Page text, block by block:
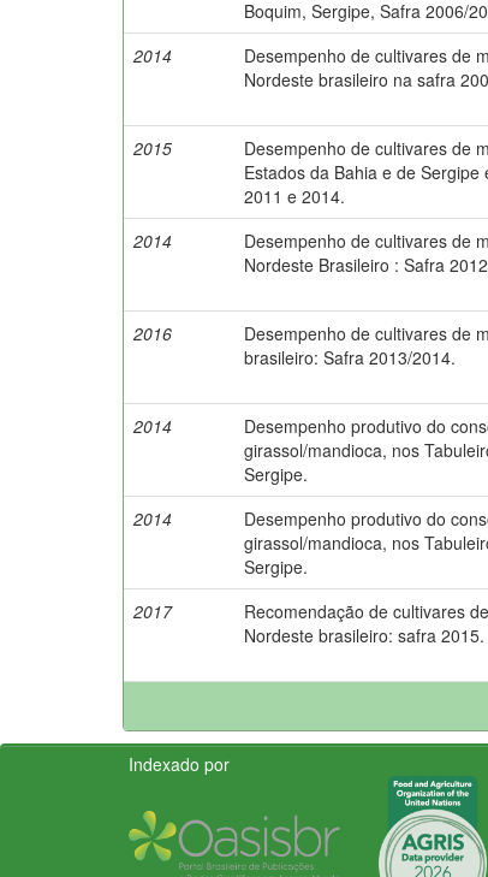
Boquim, Sergipe, Safra 2006/
2014
Desempenho de cultivares de
Nordeste brasileiro na safra
2015
Desempenho de cultivares de
Estados da Bahia e de Sergipe
2011 e 2014.
2014
Desempenho de cultivares de
Nordeste Brasileiro : Safra
2016
Desempenho de cultivares de
brasileiro: Safra 2013/2014.
2014
Desempenho produtivo do
girassol/mandioca, nos
Sergipe.
2014
Desempenho produtivo do
girassol/mandioca, nos
Sergipe.
2017
Recomendação de cultivares
Nordeste brasileiro: safra 2015.
Indexado por